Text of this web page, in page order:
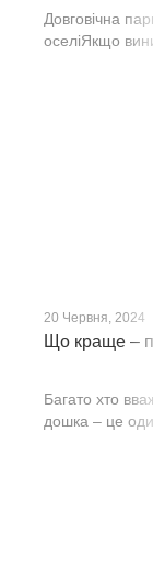
Довговічна
оселіЯкщо
20 Червня, 2024
Що краще –
Багато хто
дошка – це